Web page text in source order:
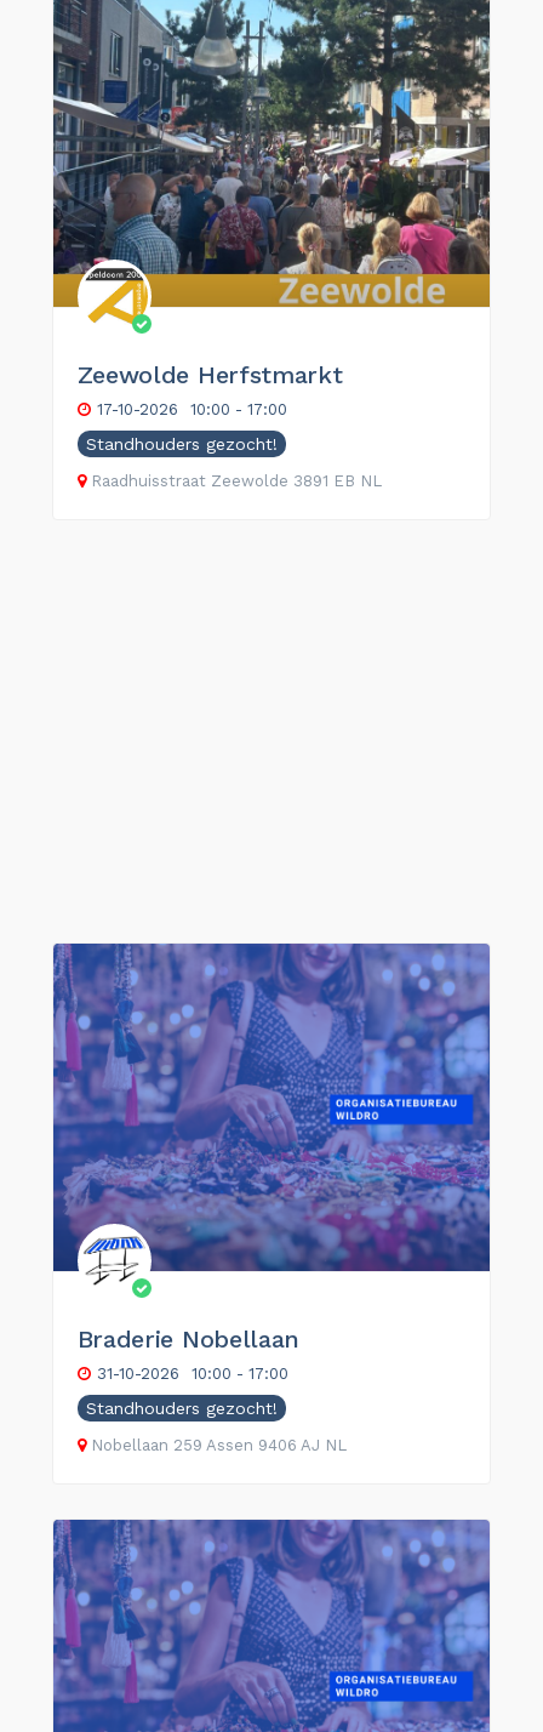
Zeewolde Herfstmarkt
17-10-2026 10:00 - 17:00
Standhouders gezocht!
Raadhuisstraat Zeewolde 3891 EB NL
Braderie Nobellaan
31-10-2026 10:00 - 17:00
Standhouders gezocht!
Nobellaan 259 Assen 9406 AJ NL